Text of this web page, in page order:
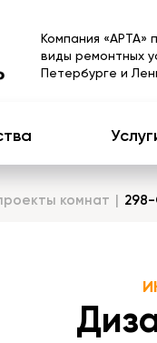
Компания «АРТА»
виды ремонтных
Петербурге и
комнат